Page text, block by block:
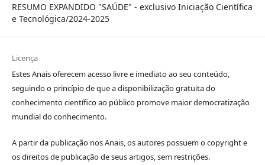
RESUMO EXPANDIDO "SAÚDE" - exclusivo Iniciação Científica
e Tecnológica/2024-2025
Licença
Estes Anais oferecem acesso livre e imediato ao seu conteúdo,
seguindo o princípio de que a disponibilização gratuita do
conhecimento científico ao público promove maior democratização
mundial do conhecimento.
A partir da publicação nos Anais, os autores possuem o copyright e
os direitos de publicação de seus artigos, sem restrições.